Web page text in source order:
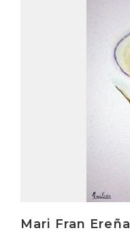
Mari Fran Ereña